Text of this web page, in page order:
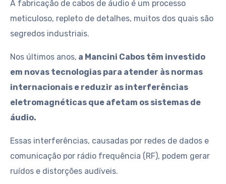
A fabricação de cabos de áudio é um processo
meticuloso, repleto de detalhes, muitos dos quais são
segredos industriais.
Nos últimos anos, a Mancini Cabos têm investido
em novas tecnologias para atender às normas
internacionais e reduzir as interferências
eletromagnéticas que afetam os sistemas de
áudio.
Essas interferências, causadas por redes de dados e
comunicação por rádio frequência (RF), podem gerar
ruídos e distorções audíveis.